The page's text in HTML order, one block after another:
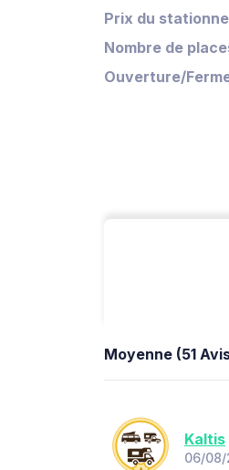
Prix du
Nombre de
Ouverture/
Moyenne (51
Kaltis
06/